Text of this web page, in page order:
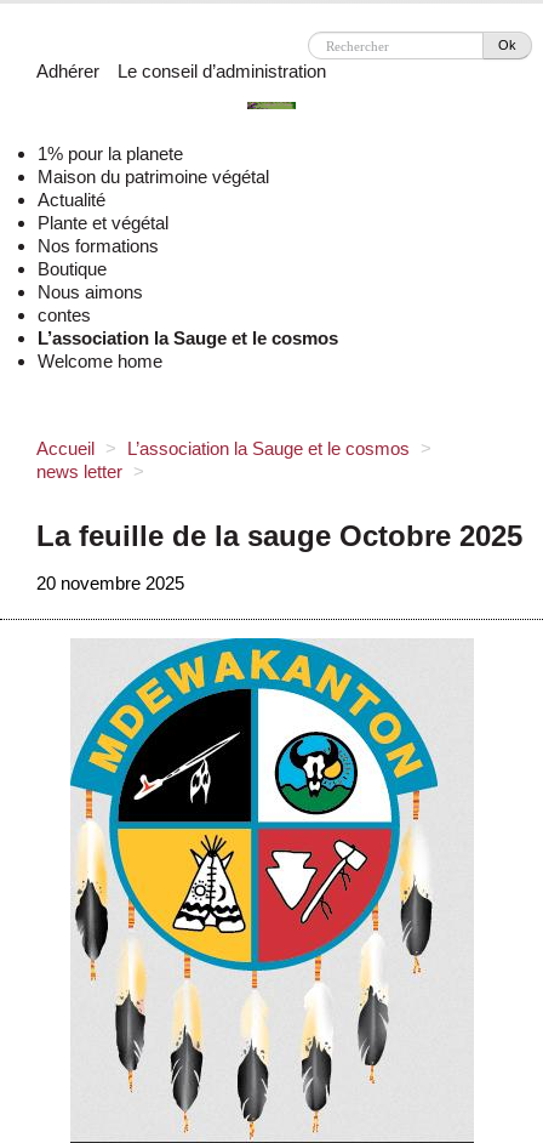
Ok
Adhérer Le conseil d’administration
1% pour la planete
Maison du patrimoine végétal
Actualité
Plante et végétal
Nos formations
Boutique
Nous aimons
contes
L’association la Sauge et le cosmos
Welcome home
Accueil > L’association la Sauge et le cosmos
>
news letter >
La feuille de la sauge Octobre 2025
20 novembre 2025